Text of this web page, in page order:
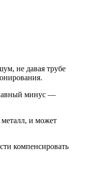
не давая трубе
минус —
и может
компенсировать